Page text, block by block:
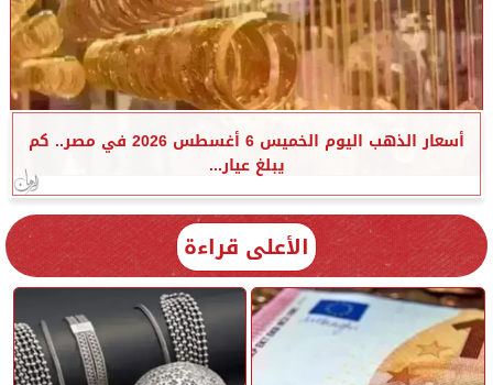
أسعار الذهب اليوم الخميس 6 أغسطس 2026 في مصر.. كم
يبلغ عيار...
الأعلى قراءة